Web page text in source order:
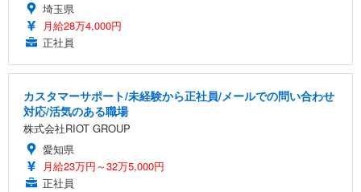
埼玉県
月給28万4,000円
正社員
カスタマーサポート/未経験から正社員/メールでの問い合わせ
対応/活気のある職場
株式会社RIOT GROUP
愛知県
月給23万円～32万5,000円
正社員